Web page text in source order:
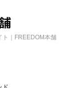
ト｜FREEDOM本舗